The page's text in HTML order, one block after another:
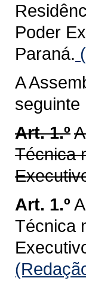
Poder
Paraná.
A
seguinte
Art. 1.º
Técnica
Art. 1.º
Técnica